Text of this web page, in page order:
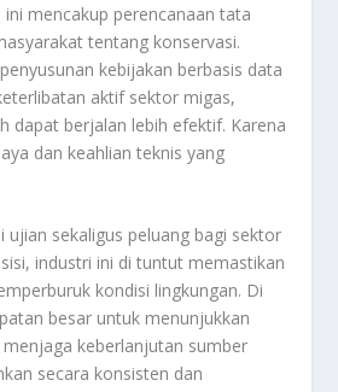
ini mencakup perencanaan tata
tentang konservasi.
kebijakan berbasis data
aktif sektor migas,
dapat berjalan lebih efektif. Karena
dan keahlian teknis yang
ujian sekaligus peluang bagi sektor
industri ini di tuntut memastikan
kondisi lingkungan. Di
besar untuk menunjukkan
keberlanjutan sumber
secara konsisten dan